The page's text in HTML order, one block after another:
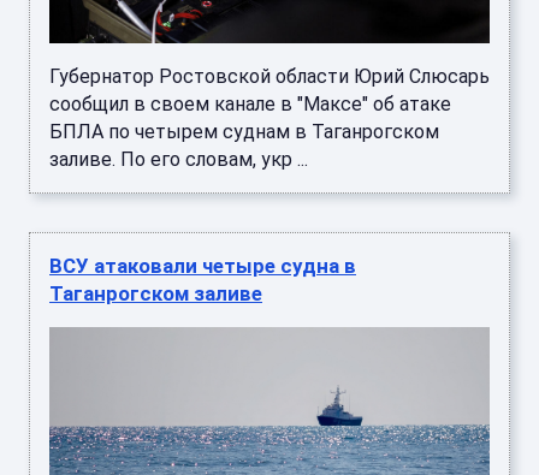
Губернатор Ростовской области Юрий Слюсарь
сообщил в своем канале в "Максе" об атаке
БПЛА по четырем суднам в Таганрогском
заливе. По его словам, укр ...
ВСУ атаковали четыре судна в
Таганрогском заливе